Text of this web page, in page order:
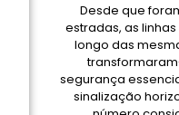
Desde que
estradas, as
longo das
segurança
sinalização